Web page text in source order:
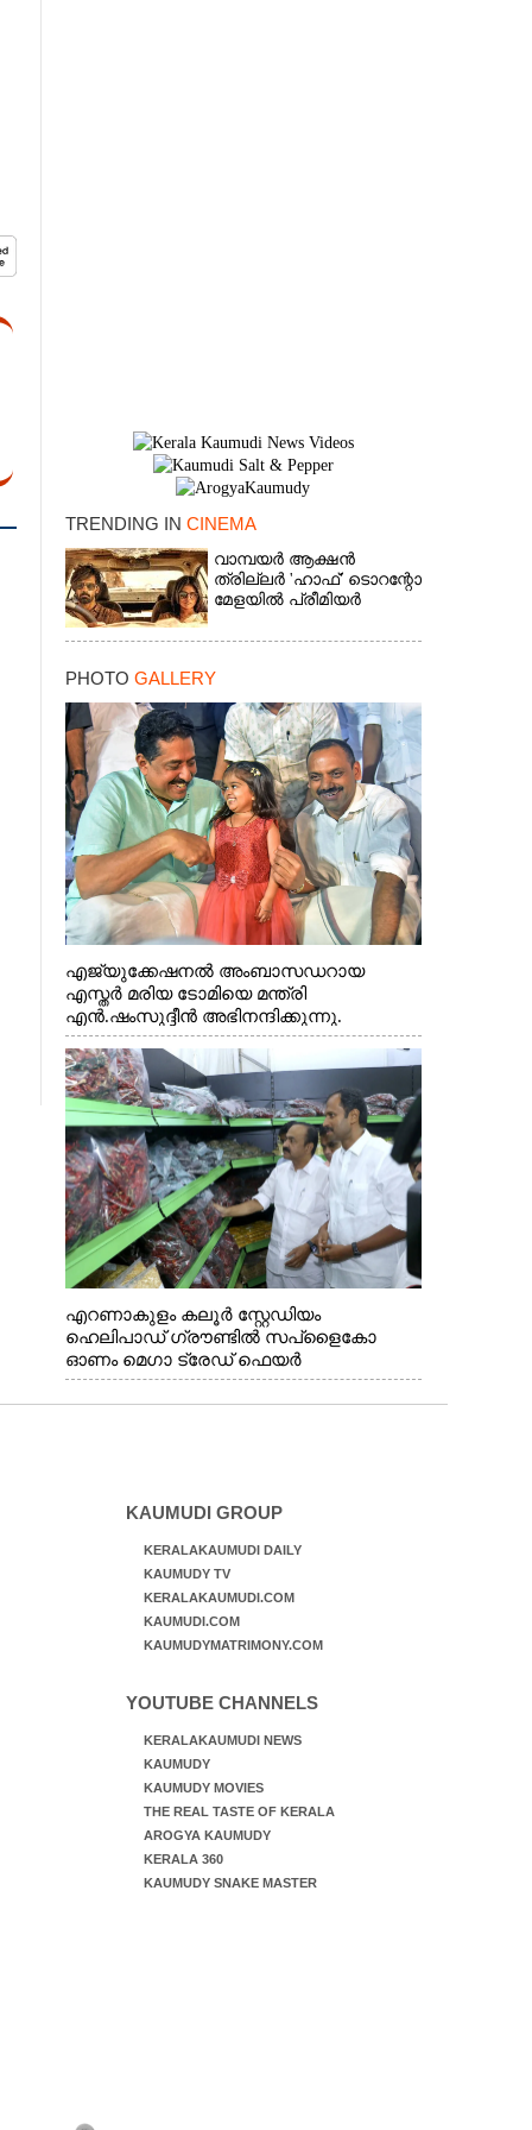
TRENDING IN CINEMA
വാമ്പയർ ആക്ഷൻ
ത്രില്ലർ 'ഹാഫ്' ടൊറന്റോ
മേളയിൽ പ്രീമിയർ
PHOTO GALLERY
എജ്യുക്കേഷനൽ അംബാസഡറായ
എസ്തർ മരിയ ടോമിയെ മന്ത്രി
എൻ.ഷംസുദ്ദീൻ അഭിനന്ദിക്കുന്നു.
എറണാകുളം കലൂർ സ്റ്റേഡിയം
ഹെലിപാഡ് ഗ്രൗണ്ടിൽ സപ്ളൈകോ
ഓണം മെഗാ ട്രേഡ് ഫെയർ
സംസ്ഥാനതല ഉദ്ഘാടനം നിർവഹിച്ച്
സ്റ്റാൾ സന്ദർശിക്കുന്ന മുഖ്യമന്ത്രി വി.ഡി.
KAUMUDI GROUP
KERALAKAUMUDI DAILY
KAUMUDY TV
KERALAKAUMUDI.COM
KAUMUDI.COM
KAUMUDYMATRIMONY.COM
YOUTUBE CHANNELS
KERALAKAUMUDI NEWS
KAUMUDY
KAUMUDY MOVIES
THE REAL TASTE OF KERALA
AROGYA KAUMUDY
KERALA 360
KAUMUDY SNAKE MASTER